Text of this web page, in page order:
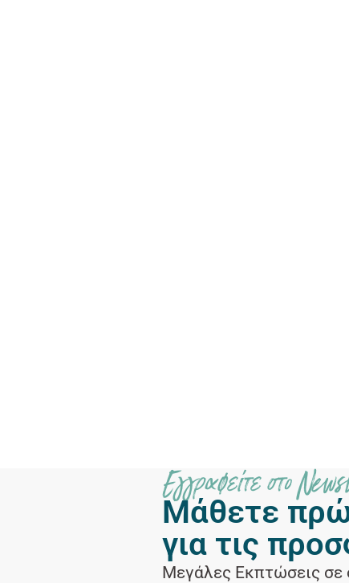
Εγγραφείτε στο
Μάθετε
για τις
Μεγάλες Εκπτώσεις σε